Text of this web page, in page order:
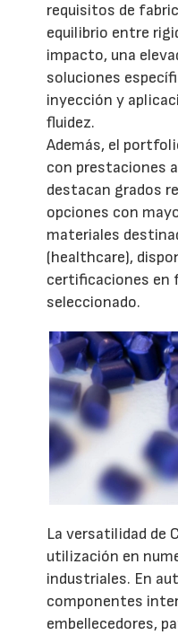
requisitos de
equilibrio entre
impacto, una
soluciones
inyección y
fluidez.
Además, el
con prestaciones
destacan grados
opciones con
materiales
(healthcare),
certificaciones en
seleccionado.
La versatilidad de
utilización en
industriales. En
componentes
embellecedores,